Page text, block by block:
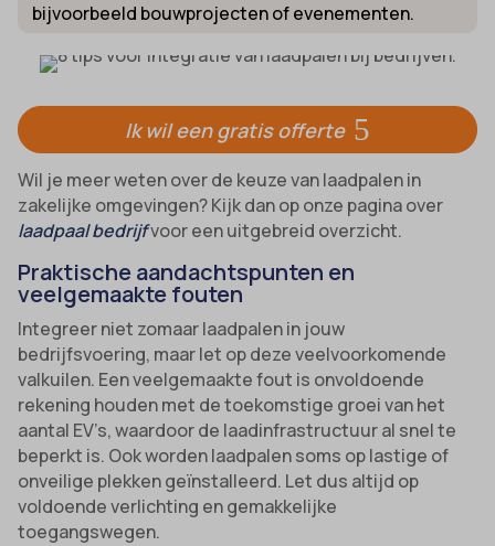
bijvoorbeeld bouwprojecten of evenementen.
Ik wil een gratis offerte
Wil je meer weten over de keuze van laadpalen in
zakelijke omgevingen? Kijk dan op onze pagina over
laadpaal bedrijfvoor een uitgebreid overzicht.
Praktische aandachtspunten en
veelgemaakte fouten
Integreer niet zomaar laadpalen in jouw
bedrijfsvoering, maar let op deze veelvoorkomende
valkuilen. Een veelgemaakte fout is onvoldoende
rekening houden met de toekomstige groei van het
aantal EV’s, waardoor de laadinfrastructuur al snel te
beperkt is. Ook worden laadpalen soms op lastige of
onveilige plekken geïnstalleerd. Let dus altijd op
voldoende verlichting en gemakkelijke
toegangswegen.